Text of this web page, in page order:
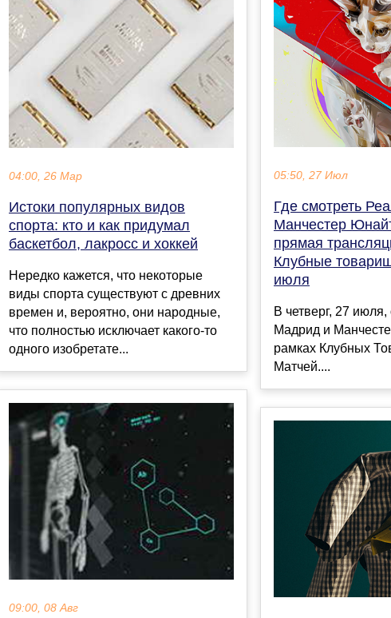
04:00, 26 Мар
Истоки популярных видов
спорта: кто и как придумал
баскетбол, лакросс и хоккей
Нередко кажется, что некоторые
виды спорта существуют с древних
времен и, вероятно, они народные,
что полностью исключает какого-то
одного изобретате...
09:00, 08 Авг
05:50, 27 Июл
Где смотреть
Манчестер
прямая
Клубные
июля
В четверг, 27
Мадрид и
рамках Клубных
Матчей....